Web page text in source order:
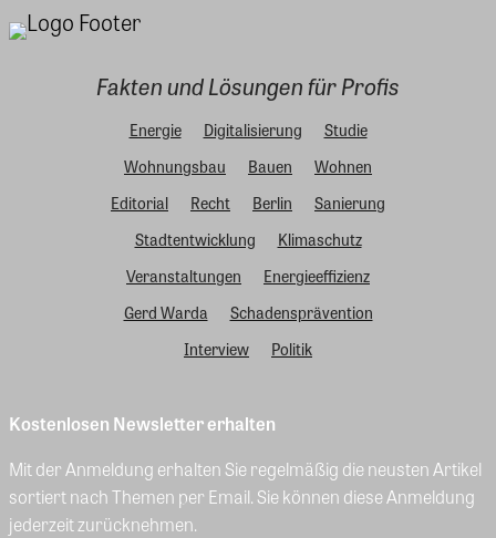
Fakten und Lösungen für Profis
Energie Digitalisierung
Studie
Wohnungsbau
Bauen
Wohnen
Editorial
Recht Berlin
Sanierung
Stadtentwicklung
Klimaschutz
Veranstaltungen
Energieeffizienz
Gerd Warda
Schadensprävention
Interview
Politik
Kostenlosen Newsletter erhalten
Mit der Anmeldung erhalten Sie regelmäßig die neusten Artikel
sortiert nach Themen per Email. Sie können diese Anmeldung
jederzeit zurücknehmen.